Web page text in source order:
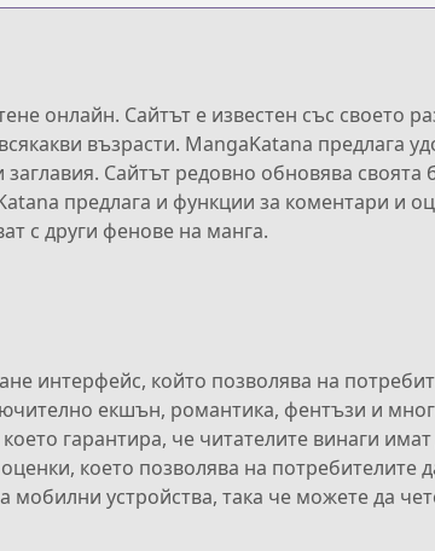
онлайн. Сайтът е известен със своето
възрасти. MangaKatana предлага
Сайтът редовно обновява своята
предлага и функции за коментари и
с други фенове на манга.
интерфейс, който позволява на
екшън, романтика, фентъзи и
гарантира, че читателите винаги
което позволява на потребителите
устройства, така че можете да